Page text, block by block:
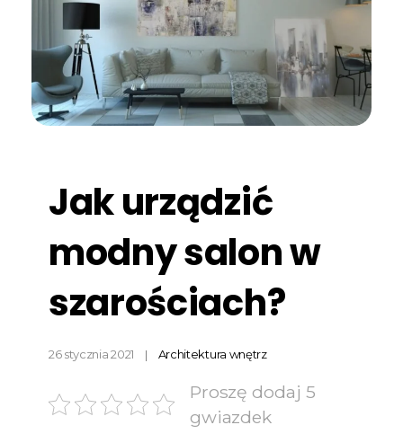
Jak urządzić
modny salon w
szarościach?
26 stycznia 2021 Architektura wnętrz
Proszę dodaj 5
gwiazdek